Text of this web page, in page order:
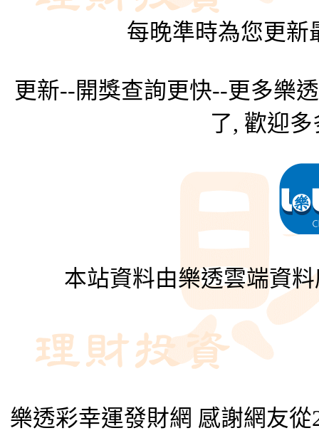
每晚準時為您更新
更新--開獎查詢更快--更多樂
了, 歡迎
本站資料由樂透雲端資
樂透彩幸運發財網 感謝網友